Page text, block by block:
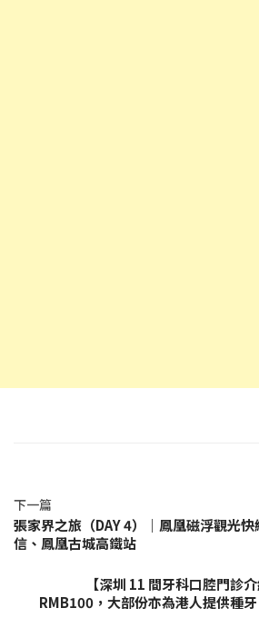
下一篇
張家界之旅（DAY 4）｜鳳凰磁浮觀光
信、鳳凰古城高鐵站
【深圳 11 間牙科口腔門診
RMB100，大部份亦為港人提供種